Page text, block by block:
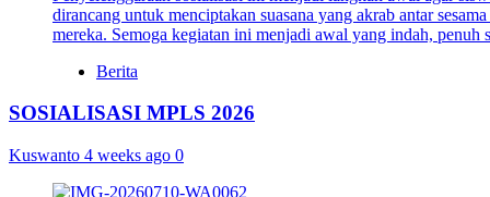
Berita
SOSIALISASI MPLS 2026
Kuswanto 4 weeks ago 0